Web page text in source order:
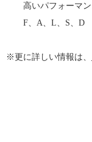
高いパフォーマン
F、A、L、S、D
※更に詳しい情報は、